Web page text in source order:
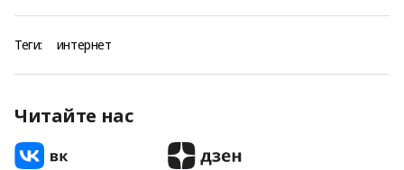
Теги: интернет
Читайте нас